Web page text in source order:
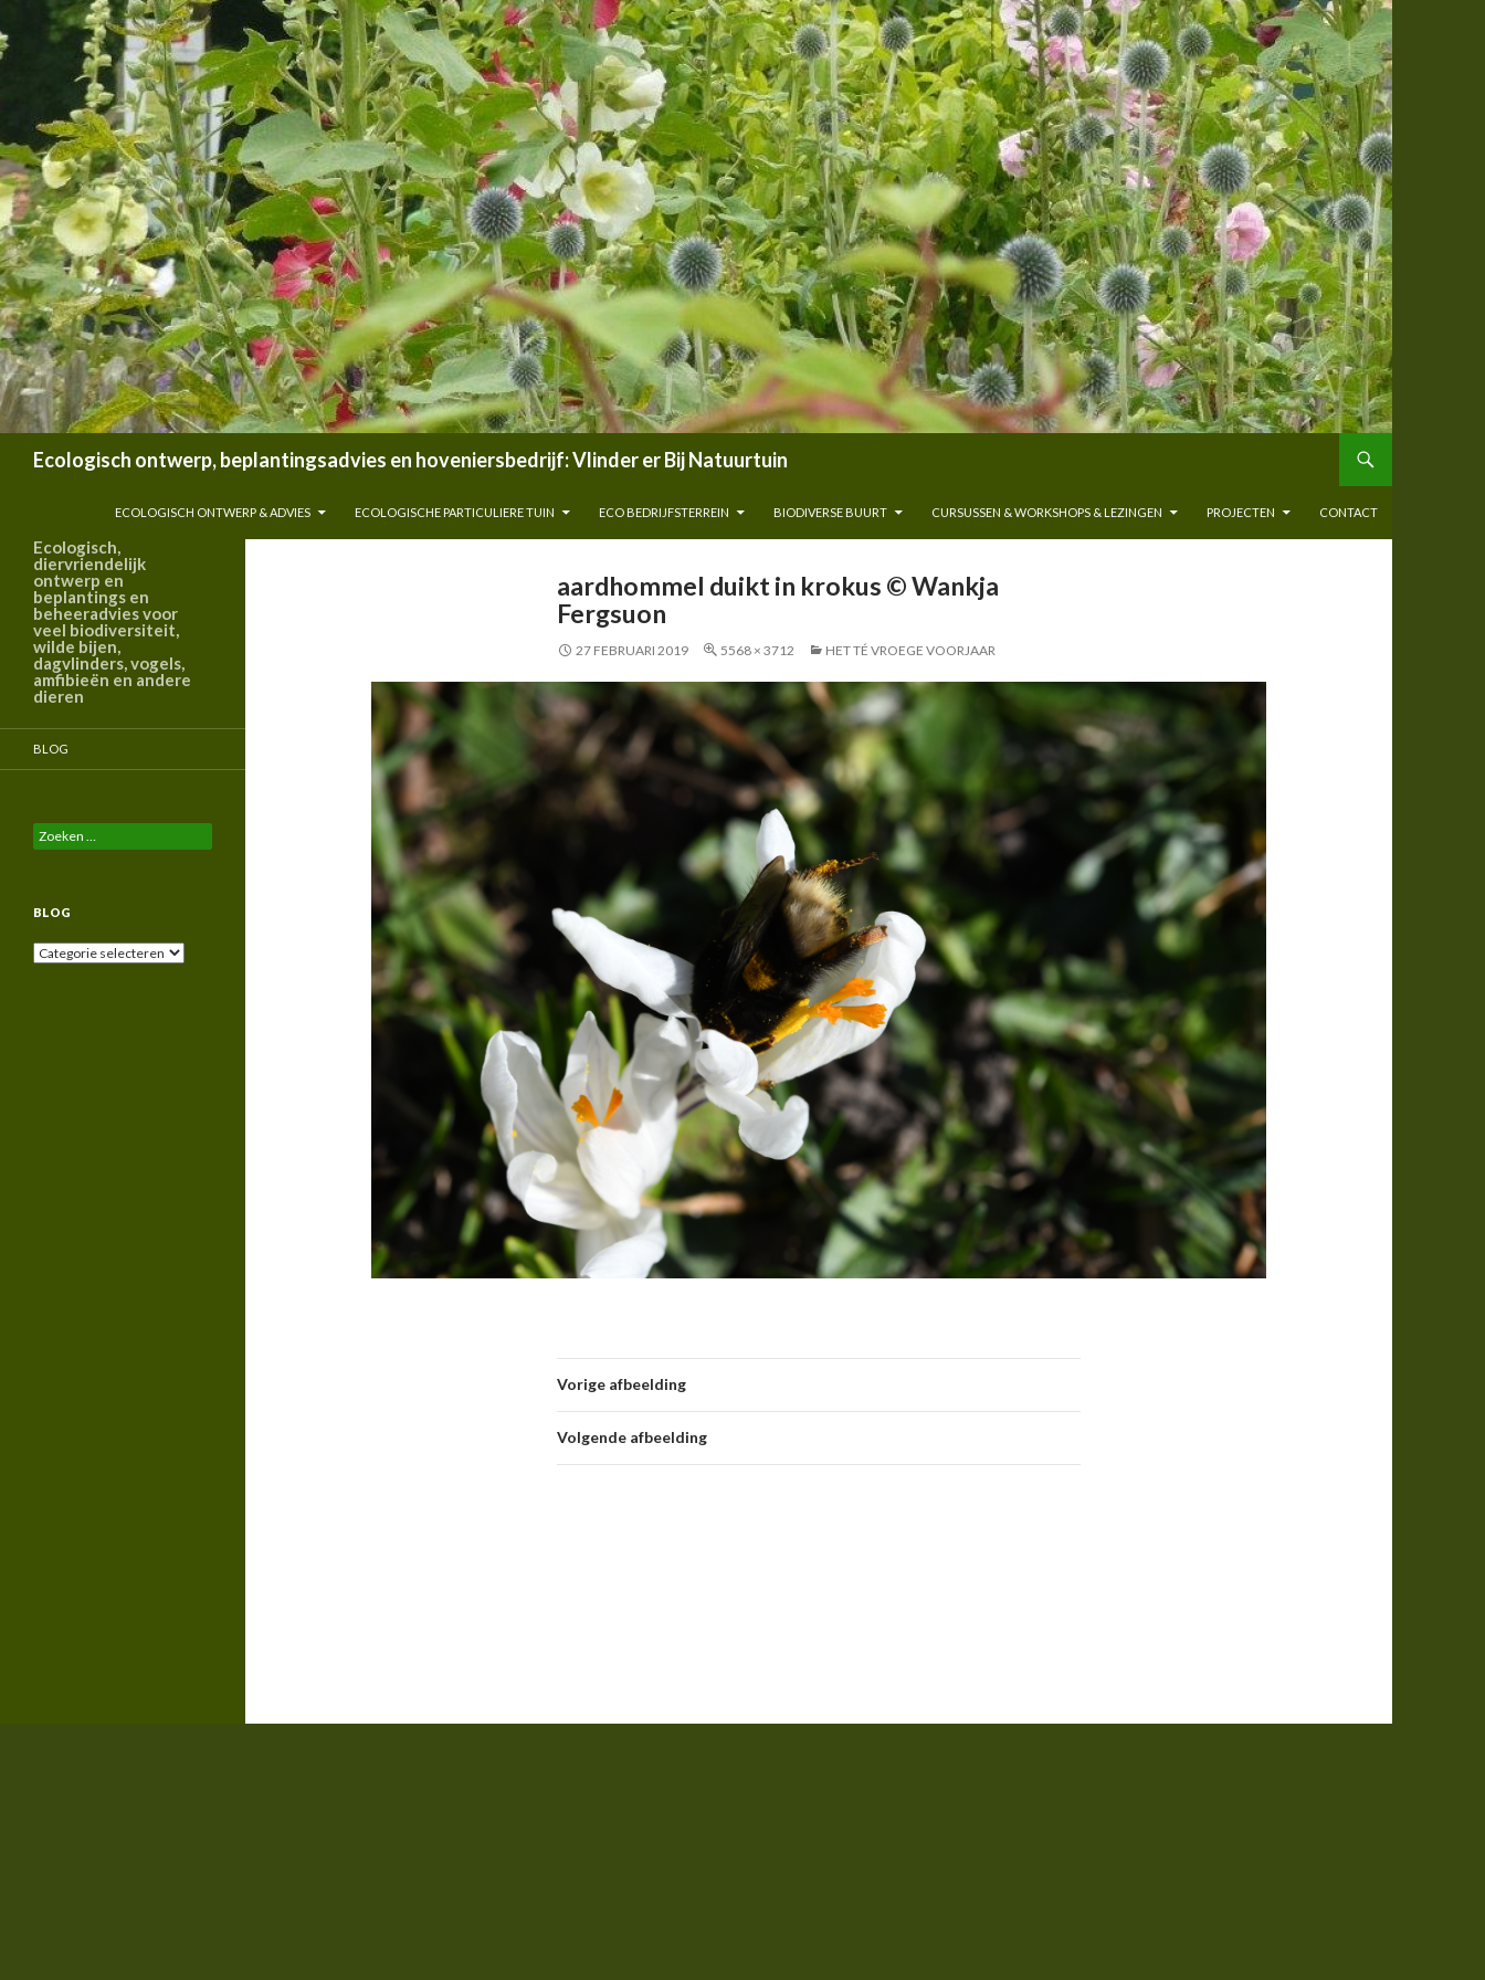
Ecologisch ontwerp, beplantingsadvies en hoveniersbedrijf: Vlinder er Bij Natuurtuin
ECOLOGISCH ONTWERP & ADVIES
ECOLOGISCHE PARTICULIERE TUIN ECO BEDRIJFSTERREIN BIODIVERSE BUURT CURSUSSEN & WORKSHOPS & LEZINGEN PROJECTEN CONTACT
aardhommel duikt in krokus © Wankja
Fergsuon
27 FEBRUARI 2019 5568 × 3712 HET TÉ VROEGE VOORJAAR
Vorige afbeelding
Volgende afbeelding
Ecologisch,
diervriendelijk
ontwerp en
beplantings en
beheeradvies voor
veel biodiversiteit,
wilde bijen,
dagvlinders, vogels,
amfibieën en andere
dieren
BLOG
Zoeken
naar:
BLOG
Blog